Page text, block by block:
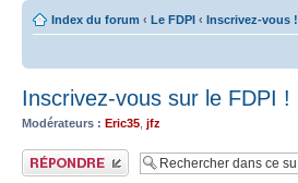
Index du forum ‹ Le FDPI ‹ Inscrivez-vous !
Inscrivez-vous sur le FDPI !
Modérateurs : Eric35 jfz
Publier une réponse